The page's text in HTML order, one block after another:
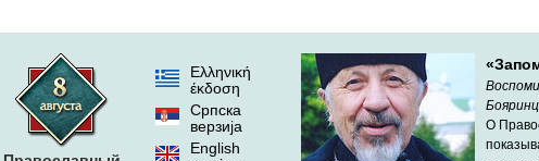
Ελληνική
έκδοση
Српска
верзиjа
English
О